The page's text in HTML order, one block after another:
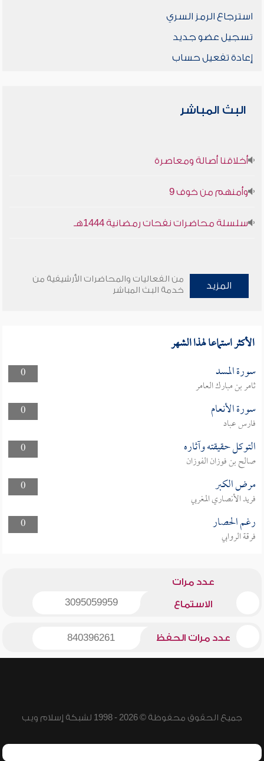
استرجاع الرمز السري
تسجيل عضو جديد
إعادة تفعيل حساب
البث المباشر
أخلاقنا أصالة ومعاصرة
وأمنهم من خوف 9
سلسلة محاضرات نفحات رمضانية 1444هـ
المزيد
من الفعاليات والمحاضرات الأرشيفية من
خدمة البث المباشر
الأكثر استماعا لهذا الشهر
0 سورة المسد
ثامر بن مبارك العامر
0
سورة الأنعام
فارس عباد
0
التوكل حقيقته وآثاره
صالح بن فوزان الفوزان
0
مرض الكبر
فريد الأنصاري المغربي
0
رغم الحصار
فرقة الروابي
عدد مرات
الاستماع 3095059959
عدد مرات الحفظ 840396261
جميع الحقوق محفوظة © 2026 - 1998 لشبكة إسلام ويب